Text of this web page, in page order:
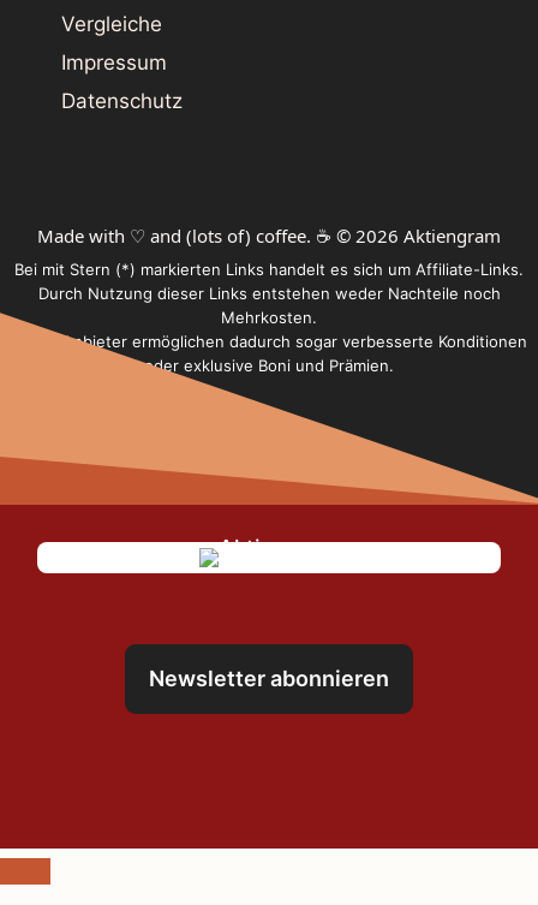
Vergleiche
Impressum
Datenschutz
Made with ♡ and (lots of) coffee. ☕️ © 2026 Aktiengram
Bei mit Stern (*) markierten Links handelt es sich um Affiliate-Links.
Durch Nutzung dieser Links entstehen weder Nachteile noch
Mehrkosten.
Einige Anbieter ermöglichen dadurch sogar verbesserte Konditionen
oder exklusive Boni und Prämien.
Newsletter abonnieren
Schließen